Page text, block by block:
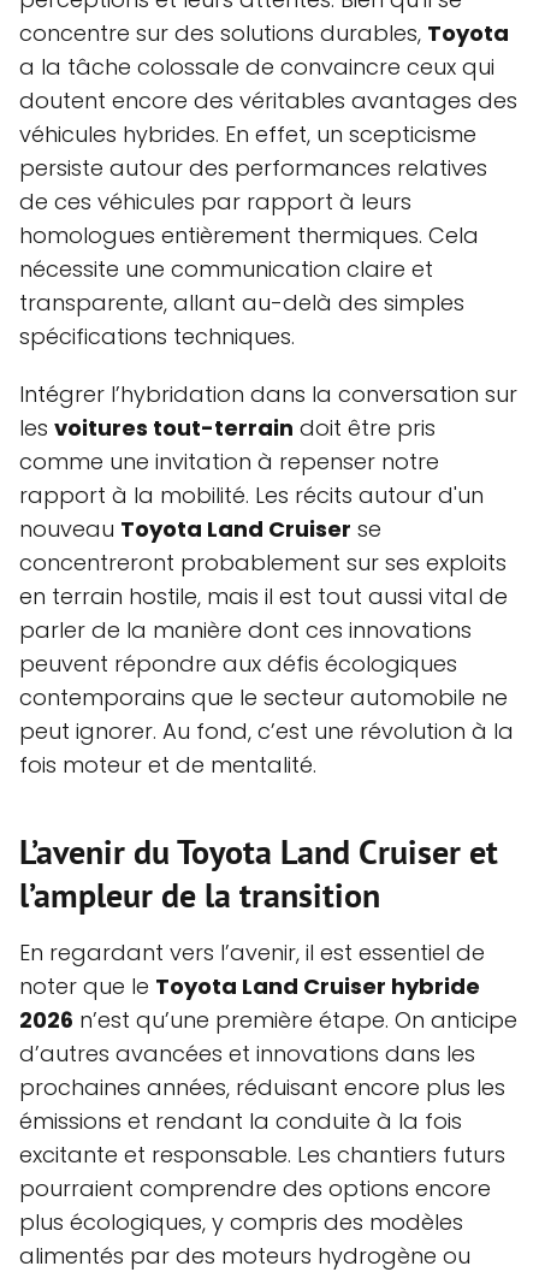
concentre sur des solutions durables, Toyota
a la tâche colossale de convaincre ceux qui
doutent encore des véritables avantages des
véhicules hybrides. En effet, un scepticisme
persiste autour des performances relatives
de ces véhicules par rapport à leurs
homologues entièrement thermiques. Cela
nécessite une communication claire et
transparente, allant au-delà des simples
spécifications techniques.
Intégrer l’hybridation dans la conversation sur
les voitures tout-terrain doit être pris
comme une invitation à repenser notre
rapport à la mobilité. Les récits autour d'un
nouveau Toyota Land Cruiser se
concentreront probablement sur ses exploits
en terrain hostile, mais il est tout aussi vital de
parler de la manière dont ces innovations
peuvent répondre aux défis écologiques
contemporains que le secteur automobile ne
peut ignorer. Au fond, c’est une révolution à la
fois moteur et de mentalité.
L’avenir du Toyota Land Cruiser et
l’ampleur de la transition
En regardant vers l’avenir, il est essentiel de
noter que le Toyota Land Cruiser hybride
2026 n’est qu’une première étape. On anticipe
d’autres avancées et innovations dans les
prochaines années, réduisant encore plus les
émissions et rendant la conduite à la fois
excitante et responsable. Les chantiers futurs
pourraient comprendre des options encore
plus écologiques, y compris des modèles
alimentés par des moteurs hydrogène ou